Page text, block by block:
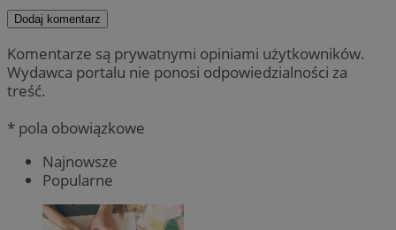
Dodaj komentarz
Komentarze są prywatnymi opiniami użytkowników.
Wydawca portalu nie ponosi odpowiedzialności za
treść.
* pola obowiązkowe
Najnowsze
Popularne